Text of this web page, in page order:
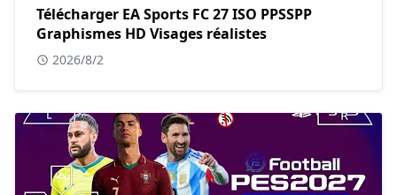
Télécharger EA Sports FC 27 ISO PPSSPP
Graphismes HD Visages réalistes
2026/8/2